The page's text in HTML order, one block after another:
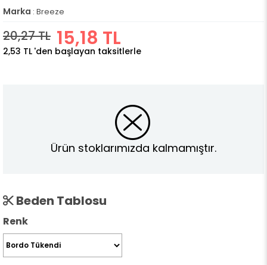
Marka : Breeze
20,27 TL 15,18 TL
2,53 TL 'den başlayan taksitlerle
Ürün stoklarımızda kalmamıştır.
Beden Tablosu
Renk